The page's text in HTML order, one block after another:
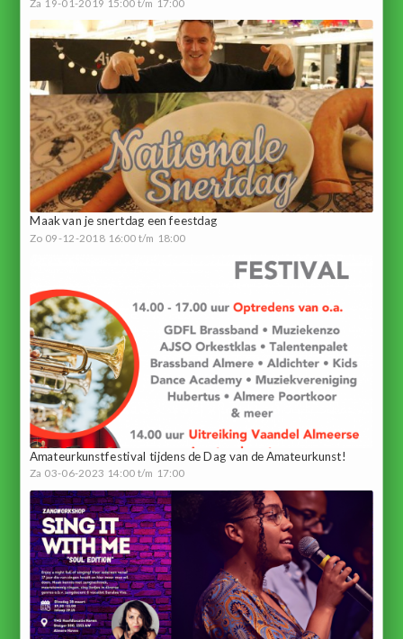
Za 19-01-2019 15:00 t/m 17:00
Maak van je snertdag een feestdag
Zo 09-12-2018 16:00 t/m 18:00
Amateurkunstfestival tijdens de Dag van de Amateurkunst!
Za 03-06-2023 14:00 t/m 17:00